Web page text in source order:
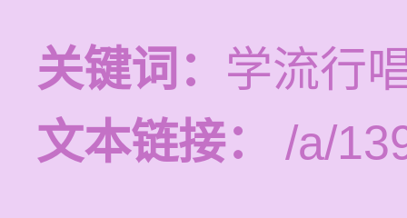
关键词： 学流行
文本链接：
/a/